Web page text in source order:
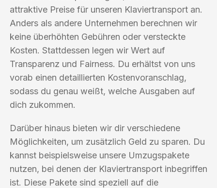
attraktive Preise für unseren Klaviertransport an.
Anders als andere Unternehmen berechnen wir
keine überhöhten Gebühren oder versteckte
Kosten. Stattdessen legen wir Wert auf
Transparenz und Fairness. Du erhältst von uns
vorab einen detaillierten Kostenvoranschlag,
sodass du genau weißt, welche Ausgaben auf
dich zukommen.
Darüber hinaus bieten wir dir verschiedene
Möglichkeiten, um zusätzlich Geld zu sparen. Du
kannst beispielsweise unsere Umzugspakete
nutzen, bei denen der Klaviertransport inbegriffen
ist. Diese Pakete sind speziell auf die